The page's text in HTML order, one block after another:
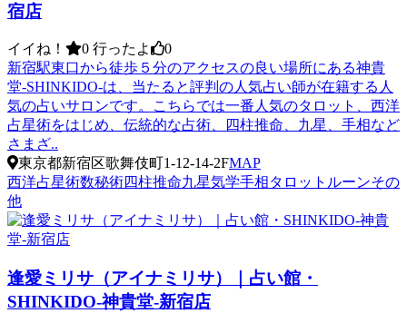
宿店
イイね！ 0 行ったよ
0
新宿駅東口から徒歩５分のアクセスの良い場所にある神貴
堂-SHINKIDO-は、当たると評判の人気占い師が在籍する人
気の占いサロンです。こちらでは一番人気のタロット、西洋
占星術をはじめ、伝統的な占術、四柱推命、九星、手相など
さまざ..
東京都新宿区歌舞伎町1-12-14-2FMAP
西洋占星術数秘術四柱推命九星気学手相タロット ルーンその
他
逢愛ミリサ（アイナミリサ）｜占い館・
SHINKIDO-神貴堂-新宿店